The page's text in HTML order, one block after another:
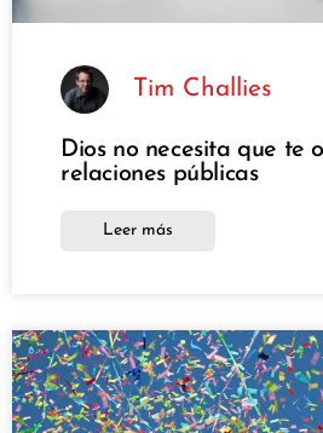
Tim Challies
Dios no necesita que te
relaciones públicas
Leer más